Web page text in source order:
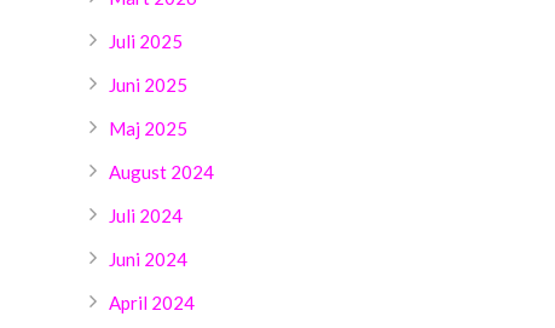
Juli 2025
Juni 2025
Maj 2025
August 2024
Juli 2024
Juni 2024
April 2024